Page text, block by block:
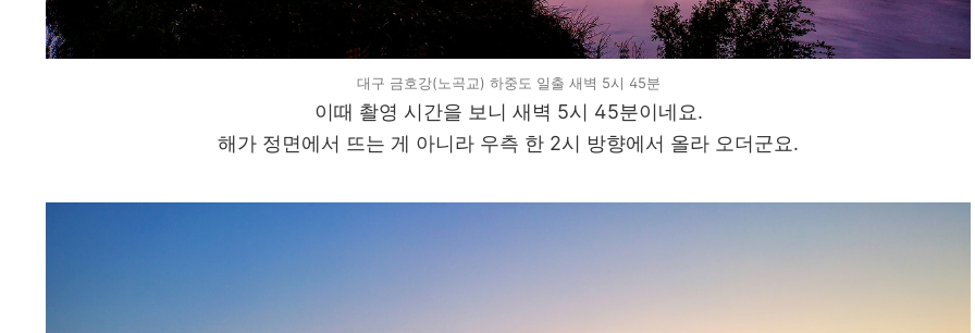
대구 금호강(노곡교) 하중도 일출 새벽 5시 45분
이때 촬영 시간을 보니 새벽 5시 45분이네요.
해가 정면에서 뜨는 게 아니라 우측 한 2시 방향에서 올라 오더군요.